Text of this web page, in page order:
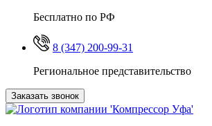
Бесплатно по РФ
8 (347) 200-99-31
Региональное представительство
Заказать звонок